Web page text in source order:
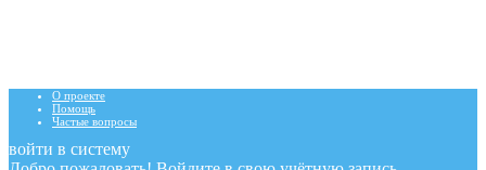
О проекте
Помощь
Частые вопросы
войти в систему